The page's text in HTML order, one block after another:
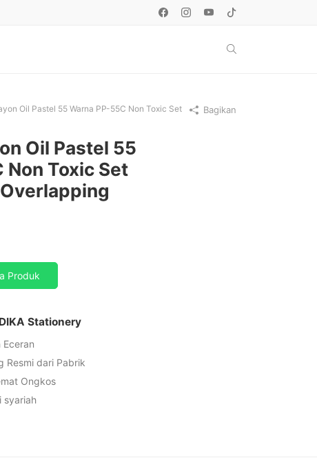
Oil Pastel 55 Warna PP-55C Non Toxic Set
Oil Pastel 55
Non Toxic Set
Produk
Stationery
Eceran
Resmi dari Pabrik
Ongkos
syariah
Bagikan